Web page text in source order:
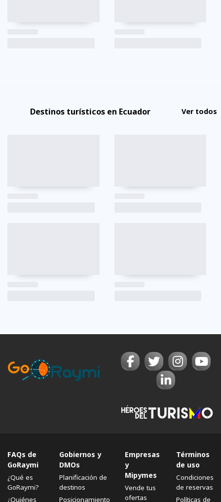
Destinos turísticos en Ecuador Ver todos
FAQs de
GoRaymi
¿Qué es
GoRaymi?
¿Quiénes
Gobiernos y
DMOs
Planificación de
destinos
Posicionamiento
Empresas
y
Mipymes
Vende tus
ofertas
Términos
de uso
Condiciones
de reservas
Políticas de